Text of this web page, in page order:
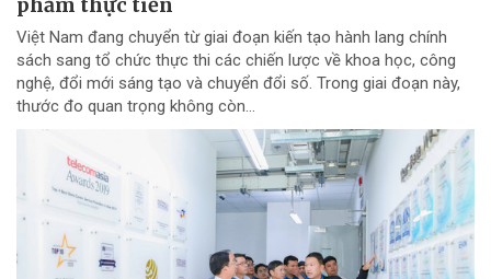
Việt Nam đang chuyển từ giai đoạn kiến tạo hành lang chính
sách sang tổ chức thực thi các chiến lược về khoa học, công
nghệ, đổi mới sáng tạo và chuyển đổi số. Trong giai đoạn này,
thước đo quan trọng không còn...